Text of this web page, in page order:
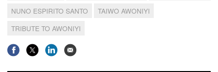
NUNO ESPIRITO SANTO
TAIWO AWONIYI
TRIBUTE TO AWONIYI